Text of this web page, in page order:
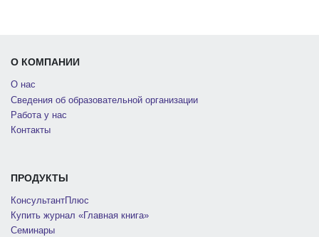
О КОМПАНИИ
О нас
Сведения об образовательной организации
Работа у нас
Контакты
ПРОДУКТЫ
КонсультантПлюс
Купить журнал «Главная книга»
Семинары